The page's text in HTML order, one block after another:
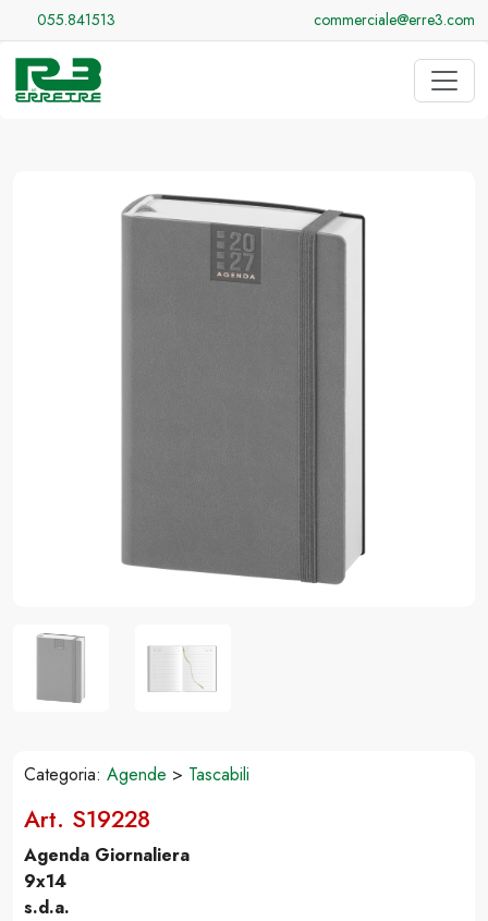
055.841513 commerciale@erre3.com
Categoria: Agende > Tascabili
Art. S19228
Agenda Giornaliera
9x14
s.d.a.